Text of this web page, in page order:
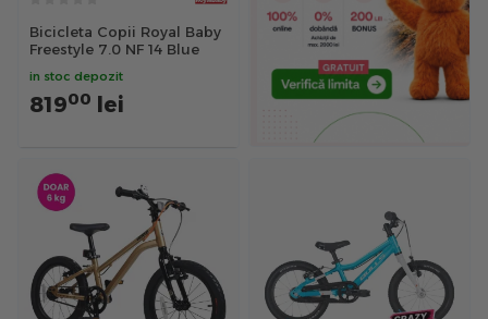
Bicicleta Copii Royal Baby
Freestyle 7.0 NF 14 Blue
in stoc depozit
81900 lei